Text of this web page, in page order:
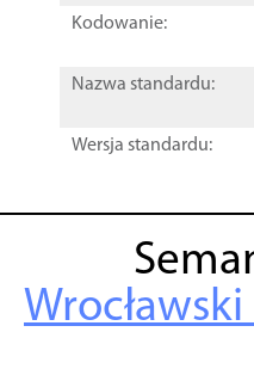
Kodowanie:
Nazwa standardu:
Wersja standardu: